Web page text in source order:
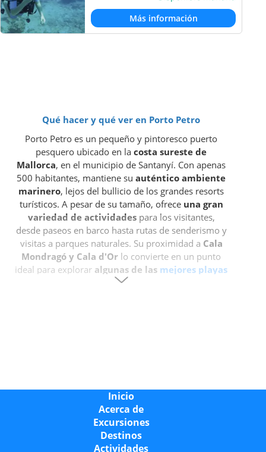
Más información
Qué hacer y qué ver en Porto Petro
Porto Petro es un pequeño y pintoresco puerto
pesquero ubicado en la costa sureste de
Mallorca, en el municipio de Santanyí. Con apenas
500 habitantes, mantiene su auténtico ambiente
marinero, lejos del bullicio de los grandes resorts
turísticos. A pesar de su tamaño, ofrece una gran
variedad de actividadespara los visitantes,
desde paseos en barco hasta rutas de senderismo y
visitas a parques naturales. Su proximidad a Cala
Mondragó y Cala d'Or lo convierte en un punto
ideal para explorar algunas de las mejores playas
de Mallorca
alberga una pequeña marina con yates y barcos de
Muy cerca de Porto Petro se encuentra el
Natural de Mondragó, un área protegida con
Inicio
Acerca de
Excursiones
Destinos
Actividades